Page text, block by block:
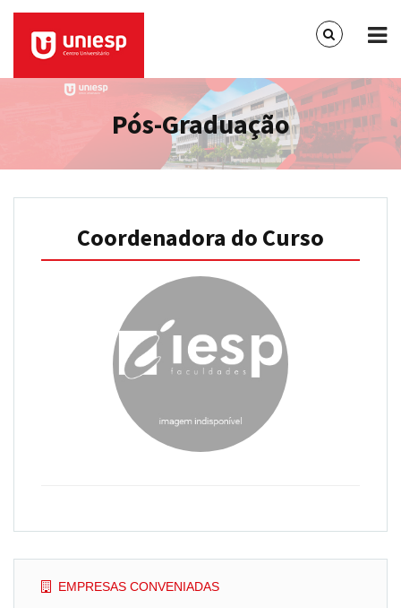
Pós-Graduação
Coordenadora do Curso
EMPRESAS CONVENIADAS